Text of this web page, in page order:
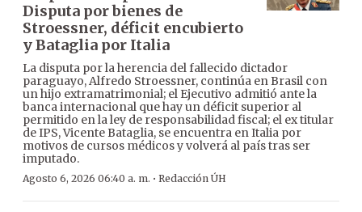
Disputa por bienes de
Stroessner, déficit encubierto
y Bataglia por Italia
La disputa por la herencia del fallecido dictador
paraguayo, Alfredo Stroessner, continúa en Brasil con
un hijo extramatrimonial; el Ejecutivo admitió ante la
banca internacional que hay un déficit superior al
permitido en la ley de responsabilidad fiscal; el ex titular
de IPS, Vicente Bataglia, se encuentra en Italia por
motivos de cursos médicos y volverá al país tras ser
imputado.
Agosto 6, 2026 06:40 a. m. · Redacción ÚH